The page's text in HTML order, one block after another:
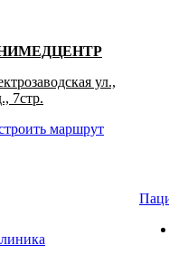
ул.,
7стр.
маршрут